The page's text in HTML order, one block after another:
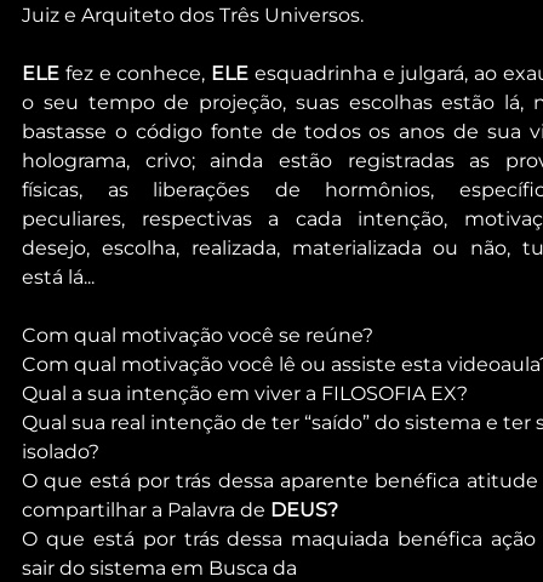
Juiz e Arquiteto dos Três Universos.
ELE fez e conhece, ELE esquadrinha e julgará, ao
o seu tempo de projeção, suas escolhas estão lá,
bastasse o código fonte de todos os anos de sua
holograma, crivo; ainda estão registradas as
físicas, as liberações de hormônios,
peculiares, respectivas a cada intenção,
desejo, escolha, realizada, materializada ou não,
está lá...
Com qual motivação você se reúne?
Com qual motivação você lê ou assiste esta
Qual a sua intenção em viver a FILOSOFIA EX?
Qual sua real intenção de ter “saído” do sistema e ter
isolado?
O que está por trás dessa aparente benéfica atitude
compartilhar a Palavra de DEUS?
O que está por trás dessa maquiada benéfica ação
sair do sistema em Busca da